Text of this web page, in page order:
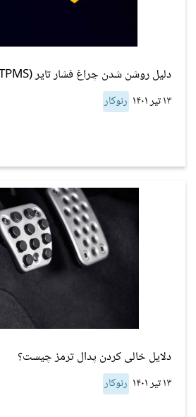
دلیل روشن شدن چراغ فشار تایر (TPMS) چیست؟
۱۳ تیر ۱۴۰۱ رنوکار
دلایل خالی کردن پدال ترمز چیست؟
۱۳ تیر ۱۴۰۱ رنوکار